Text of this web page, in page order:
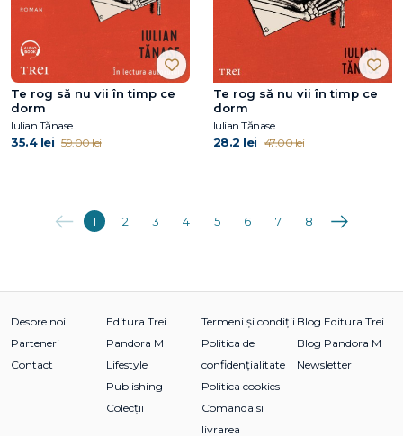
Te rog să nu vii în timp ce
dorm
Iulian Tănase
35.4 lei 59.00 lei
Te rog să nu vii în timp ce
dorm
Iulian Tănase
28.2 lei 47.00 lei
Anterioara
1 2 3 4 5 6 7 8 Următoarea
Despre noi
Parteneri
Contact
Editura Trei
Pandora M
Lifestyle
Publishing
Colecții
Termeni și condiții
Politica de
confidențialitate
Politica cookies
Comanda si
livrarea
Blog Editura Trei
Blog Pandora M
Newsletter